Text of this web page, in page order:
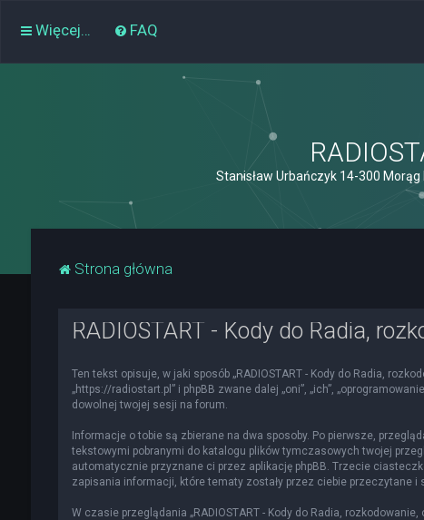
Więcej… FAQ
Stanisław Urbańczyk 14-300
Strona główna
RADIOSTART - Kody do Radia,
Ten tekst opisuje, w jaki sposób „RADIOSTART - Kody do Radia,
„https://radiostart.pl” i phpBB zwane dalej „oni”, „ich”,
dowolnej twojej sesji na forum.
Informacje o tobie są zbierane na dwa sposoby. Po pierwsze,
tekstowymi pobranymi do katalogu plików tymczasowych twojej
automatycznie przyznane ci przez aplikację phpBB. Trzecie
zapisania informacji, które tematy zostały przez ciebie przeczytane i
W czasie przeglądania „RADIOSTART - Kody do Radia,